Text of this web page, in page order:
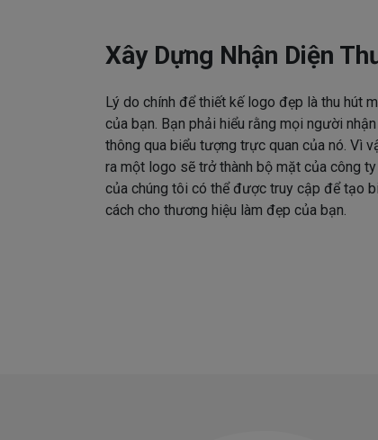
Xây Dựng Nhận Diện
Lý do chính để thiết kế logo đẹp là thu hút
của bạn. Bạn phải hiểu rằng mọi người
thông qua biểu tượng trực quan của nó. Vì
ra một logo sẽ trở thành bộ mặt của công
của chúng tôi có thể được truy cập để tạo
cách cho thương hiệu làm đẹp của bạn.